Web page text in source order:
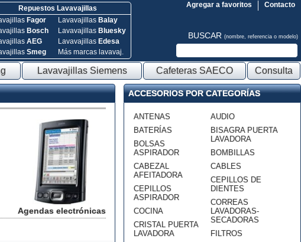
Repuestos Lavavajillas
Fagor
Bosch
AEG
Smeg
Lavavajillas Balay
Lavavajillas Bluesky
Lavavajillas Edesa
Más marcas lavavaj.
Contacto
Agregar a favoritos
BUSCAR (nombre, referencia o modelo)
Lavavajillas Siemens Cafeteras SAECO Consulta
Agendas electrónicas
ACCESORIOS POR CATEGORÍAS
ANTENAS
BATERÍAS
BOLSAS
ASPIRADOR
CABEZAL
AFEITADORA
CEPILLOS
ASPIRADOR
COCINA
CRISTAL PUERTA
LAVADORA
AUDIO
BISAGRA PUERTA
LAVADORA
BOMBILLAS
CABLES
CEPILLOS DE
DIENTES
CORREAS
LAVADORAS-
SECADORAS
FILTROS